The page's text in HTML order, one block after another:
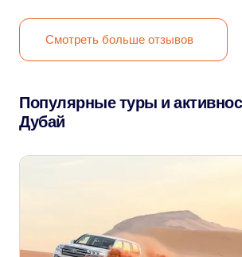
Смотреть больше отзывов
Популярные туры и
Дубай